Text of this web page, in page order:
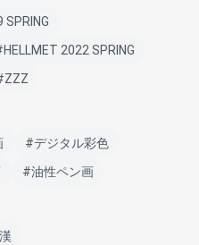
SPRING
2022 SPRING
#デジタル彩色
#油性ペン画